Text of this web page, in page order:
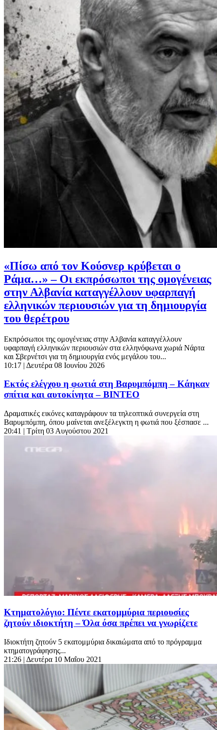
«Πίσω από τον Κούσνερ κρύβεται ο
Ράμα…» – Οι εκπρόσωποι της ομογένειας
στην Αλβανία καταγγέλλουν υφαρπαγή
ελληνικών περιουσιών για τη δημιουργία
του θερέτρου
Εκπρόσωποι της ομογένειας στην Αλβανία καταγγέλλουν
υφαρπαγή ελληνικών περιουσιών στα ελληνόφωνα χωριά Νάρτα
και Σβερνέτσι για τη δημιουργία ενός μεγάλου του...
10:17 | Δευτέρα 08 Ιουνίου 2026
Εκτός ελέγχου η φωτιά στη Βαρυμπόμπη – Κάηκαν
σπίτια και αυτοκίνητα – ΒΙΝΤΕΟ
Δραματικές εικόνες καταγράφουν τα τηλεοπτικά συνεργεία στη
Βαρυμπόμπη, όπου μαίνεται ανεξέλεγκτη η φωτιά που ξέσπασε ...
20:41 | Τρίτη 03 Αυγούστου 2021
Κτηματολόγιο: Πέντε εκατομμύρια περιουσίες
ζητούν ιδιοκτήτη – Όλα όσα πρέπει να γνωρίζετε
Ιδιοκτήτη ζητούν 5 εκατομμύρια δικαιώματα από το πρόγραμμα
κτηματογράφησης...
21:26 | Δευτέρα 10 Μαΐου 2021